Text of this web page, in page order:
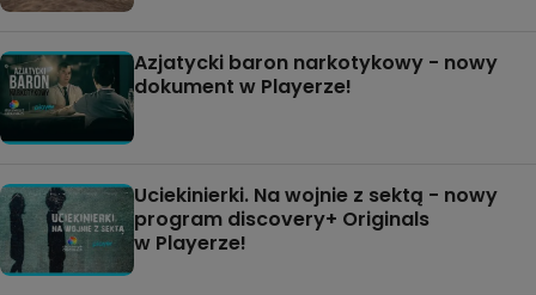
Azjatycki baron narkotykowy - nowy
dokument w Playerze!
Uciekinierki. Na wojnie z sektą - nowy
program discovery+ Originals
w Playerze!